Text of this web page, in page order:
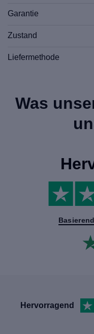
Garantie
Zustand
Liefermethode
Was
Hervorragend